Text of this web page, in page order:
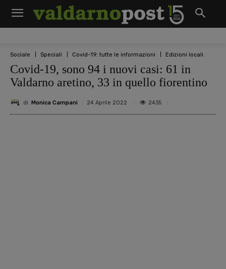
Sociale Speciali Covid-19: tutte le informazioni Edizioni locali
Covid-19, sono 94 i nuovi casi: 61 in
Valdarno aretino, 33 in quello fiorentino
di Monica Campani 24 Aprile 2022 2435